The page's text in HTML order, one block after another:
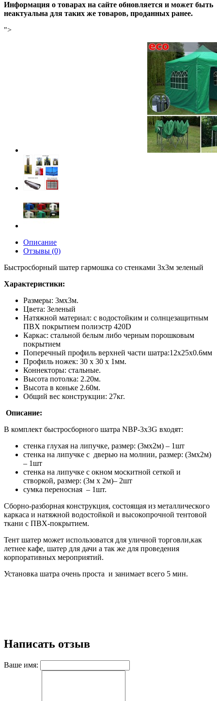
Информация о товарах на сайте обновляется и может быть
неактуальна для таких же товаров, проданных ранее.
">
Описание
Отзывы (0)
Быстросборный шатер гармошка со стенками 3х3м зеленый
Характеристики:
Размеры: 3мх3м.
Цвета: Зеленый
Натяжной материал: с водостойким и солнцезащитным
ПВХ покрытием полиэстр 420D
Каркас: стальной белым либо черным порошковым
покрытием
Поперечный профиль верхней части шатра:12х25х0.6мм
Профиль ножек: 30 х 30 х 1мм.
Коннекторы: стальные.
Высота потолка: 2.20м.
Высота в коньке 2.60м.
Общий вес конструкции: 27кг.
Описание:
В комплект быстросборного шатра NBP-3x3G входят:
стенка глухая на липучке, размер: (3мх2м) – 1шт
стенка на липучке с дверью на молнии, размер: (3мх2м)
– 1шт
стенка на липучке с окном москитной сеткой и
створкой, размер: (3м х 2м)– 2шт
сумка переносная – 1шт.
Сборно-разборная конструкция, состоящая из металлического
каркаса и натяжной водостойкой и высокопрочной тентовой
ткани с ПВХ-покрытием.
Тент шатер может использоватся для уличной торговли,как
летнее кафе, шатер для дачи а так же для проведения
корпоративных мероприятий.
Установка шатра очень проста и занимает всего 5 мин.
Написать отзыв
Ваше имя: